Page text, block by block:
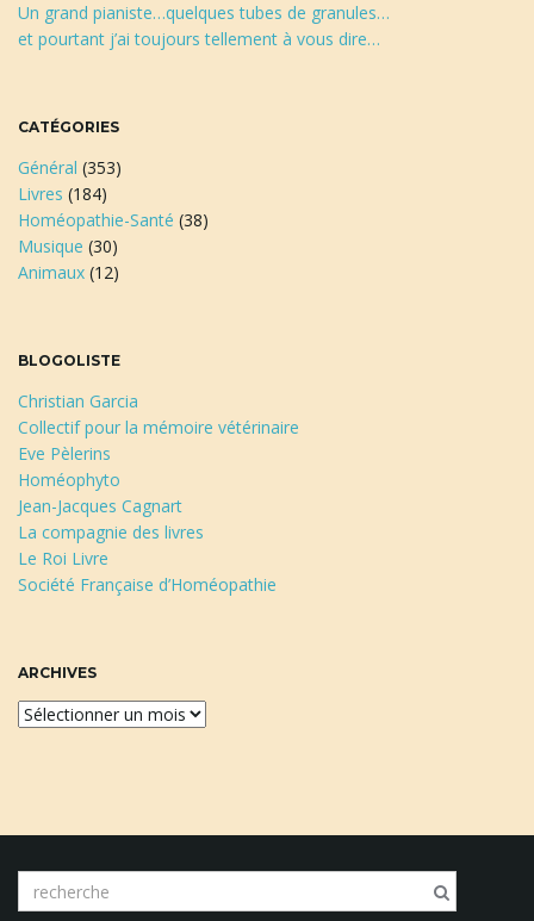
Un grand pianiste…quelques tubes de granules…
et pourtant j’ai toujours tellement à vous dire…
CATÉGORIES
Général (353)
Livres (184)
Homéopathie-Santé (38)
Musique (30)
Animaux (12)
BLOGOLISTE
Christian Garcia
Collectif pour la mémoire vétérinaire
Eve Pèlerins
Homéophyto
Jean-Jacques Cagnart
La compagnie des livres
Le Roi Livre
Société Française d’Homéopathie
ARCHIVES
A
e
o